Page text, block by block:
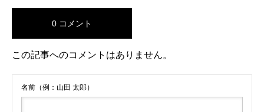
0 コメント
この記事へのコメントはありません。
名前（例：山田 太郎）